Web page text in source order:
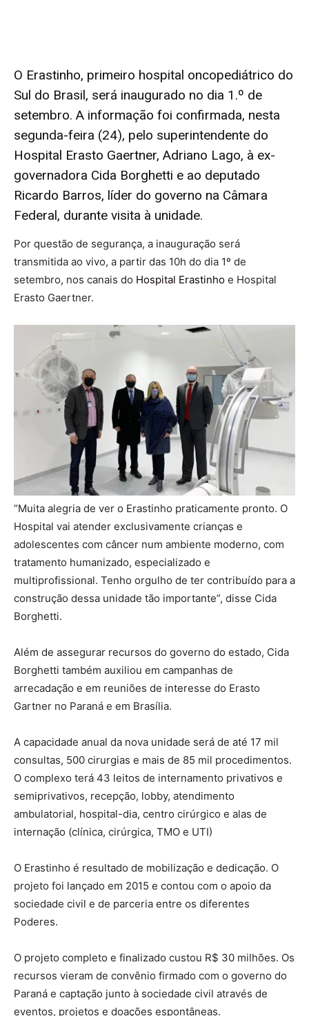
O Erastinho, primeiro hospital oncopediátrico do
Sul do Brasil, será inaugurado no dia 1.º de
setembro. A informação foi confirmada, nesta
segunda-feira (24), pelo superintendente do
Hospital Erasto Gaertner, Adriano Lago, à ex-
governadora Cida Borghetti e ao deputado
Ricardo Barros, líder do governo na Câmara
Federal, durante visita à unidade.
Por questão de segurança, a inauguração será
transmitida ao vivo, a partir das 10h do dia 1º de
setembro, nos canais do Hospital Erastinho e Hospital
Erasto Gaertner.
“Muita alegria de ver o Erastinho praticamente pronto. O
Hospital vai atender exclusivamente crianças e
adolescentes com câncer num ambiente moderno, com
tratamento humanizado, especializado e
multiprofissional. Tenho orgulho de ter contribuído para a
construção dessa unidade tão importante”, disse Cida
Borghetti.
Além de assegurar recursos do governo do estado, Cida
Borghetti também auxiliou em campanhas de
arrecadação e em reuniões de interesse do Erasto
Gartner no Paraná e em Brasília.
A capacidade anual da nova unidade será de até 17 mil
consultas, 500 cirurgias e mais de 85 mil procedimentos.
O complexo terá 43 leitos de internamento privativos e
semiprivativos, recepção, lobby, atendimento
ambulatorial, hospital-dia, centro cirúrgico e alas de
internação (clínica, cirúrgica, TMO e UTI)
O Erastinho é resultado de mobilização e dedicação. O
projeto foi lançado em 2015 e contou com o apoio da
sociedade civil e de parceria entre os diferentes
Poderes.
O projeto completo e finalizado custou R$ 30 milhões. Os
recursos vieram de convênio firmado com o governo do
Paraná e captação junto à sociedade civil através de
eventos, projetos e doações espontâneas.